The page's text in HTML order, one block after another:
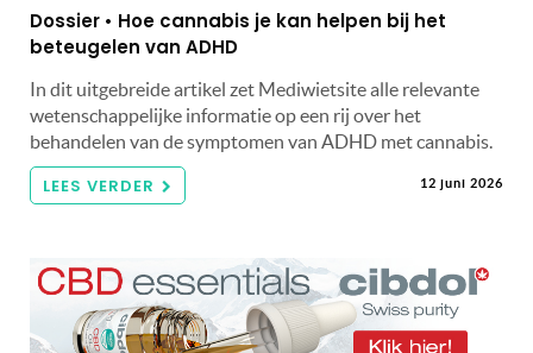
Dossier • Hoe cannabis je kan helpen bij het
beteugelen van ADHD
In dit uitgebreide artikel zet Mediwietsite alle relevante
wetenschappelijke informatie op een rij over het
behandelen van de symptomen van ADHD met cannabis.
LEES VERDER 12 juni 2026